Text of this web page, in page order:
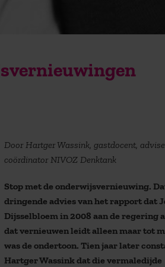
Door Hartger Wassink, gastdocent,
coördinator NIVOZ Denktank
Stop met de onderwijsvernieuwing.
dringende advies van het rapport dat
Dijsselbloem in 2008 aan de regering
dat vernieuwen leidt alleen maar tot
was de ondertoon. Tien jaar later
Hartger Wassink dat die vermaledijde